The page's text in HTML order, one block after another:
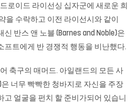
로이드 라이선싱 십자군에 새로운 희
을 수락하고 이전 라이선시와 같이
신 반스 앤 노블 (Barnes and Noble)은
프트에게 반 경쟁적 행동을 비난했다.
축구의 매머드. 아일랜드의 모든 사
너무 빡빡한 청바지로 자신을 주장
고 얼굴을 펀치 할 준비가되어 있습니